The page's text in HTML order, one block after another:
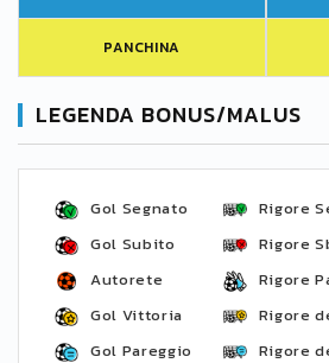
PANCHINA
LEGENDA BONUS/MALUS
Gol Segnato
Gol Subito
Autorete
Gol Vittoria
Gol Pareggio
Rigore
Rigore
Rigore
Rigore
Rigore